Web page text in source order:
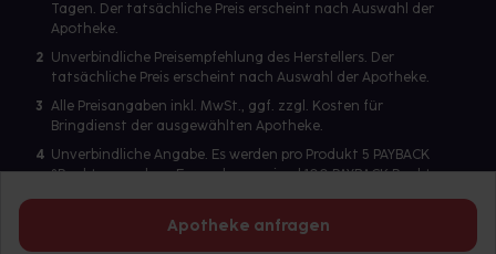
Apotheke anfragen
Tagen. Der tatsächliche Preis erscheint nach Auswahl der
Apotheke.
2 Unverbindliche Preisempfehlung des Herstellers. Der
tatsächliche Preis erscheint nach Auswahl der Apotheke.
3 Alle Preisangaben inkl. MwSt., ggf. zzgl. Kosten für
Bringdienst der ausgewählten Apotheke.
4 Unverbindliche Angabe. Es werden pro Produkt 5 PAYBACK
°Punkte vergeben. Es werden maximal 100 PAYBACK Punkte
abgegebene Artikel werden keine PAYBACK Punkte vergeben.